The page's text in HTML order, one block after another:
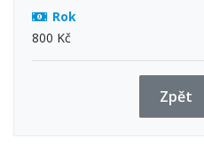
Rok
800 Kč
Zpět